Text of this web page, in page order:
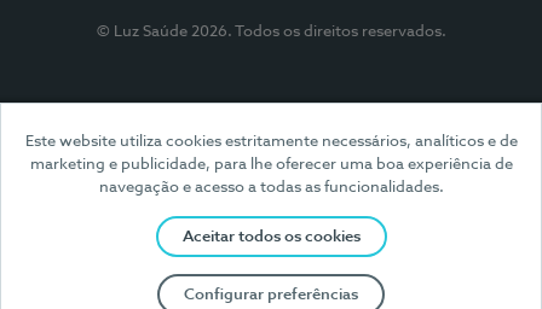
Este website utiliza cookies estritamente necessários, analíticos e de
marketing e publicidade, para lhe oferecer uma boa experiência de
navegação e acesso a todas as funcionalidades.
Aceitar todos os cookies
Configurar preferências
© Luz Saúde 2026. Todos os direitos reservados.